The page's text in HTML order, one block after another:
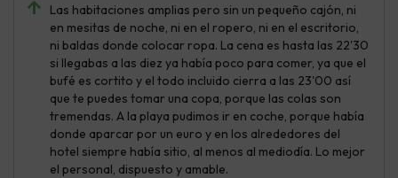
Las habitaciones amplias pero sin un pequeño cajón, ni
en mesitas de noche, ni en el ropero, ni en el escritorio,
ni baldas donde colocar ropa. La cena es hasta las 22'30
si llegabas a las diez ya había poco para comer, ya que el
bufé es cortito y el todo incluido cierra a las 23'00 así
que te puedes tomar una copa, porque las colas son
tremendas. A la playa pudimos ir en coche, porque había
donde aparcar por un euro y en los alrededores del
hotel siempre había sitio, al menos al mediodía. Lo mejor
el personal, dispuesto y amable.